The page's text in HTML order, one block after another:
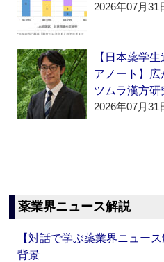
2026年07月31
【日本薬学
アノート】
ツムラ漢方
2026年07月31
薬業界ニュース解説
【対話で学ぶ薬業界ニュー
背景